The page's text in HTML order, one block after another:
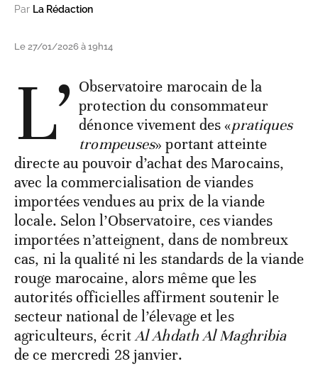
Par La Rédaction
Le 27/01/2026 à 19h14
L’ Observatoire marocain de la
protection du consommateur
dénonce vivement des «pratiques
trompeuses» portant atteinte
directe au pouvoir d’achat des Marocains,
avec la commercialisation de viandes
importées vendues au prix de la viande
locale. Selon l’Observatoire, ces viandes
importées n’atteignent, dans de nombreux
cas, ni la qualité ni les standards de la viande
rouge marocaine, alors même que les
autorités officielles affirment soutenir le
secteur national de l’élevage et les
agriculteurs, écritAl Ahdath Al Maghribia
de ce mercredi 28 janvier.